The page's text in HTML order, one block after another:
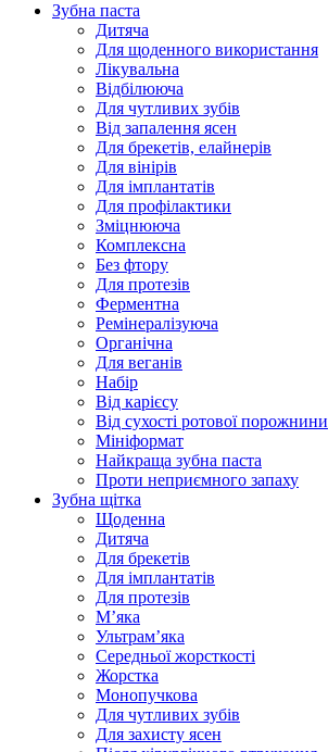
Зубна паста
Дитяча
Для щоденного використання
Лікувальна
Відбілююча
Для чутливих зубів
Від запалення ясен
Для брекетів, елайнерів
Для вінірів
Для імплантатів
Для профілактики
Зміцнююча
Комплексна
Без фтору
Для протезів
Ферментна
Ремінералізуюча
Органічна
Для веганів
Набір
Від карієсу
Від сухості ротової порожнини
Мініформат
Найкраща зубна паста
Проти неприємного запаху
Зубна щітка
Щоденна
Дитяча
Для брекетів
Для імплантатів
Для протезів
Мʼяка
Ультрамʼяка
Середньої жорсткості
Жорстка
Монопучкова
Для чутливих зубів
Для захисту ясен